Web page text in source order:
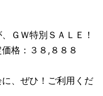
ＧＷ特別ＳＡＬＥ！
格：３８,８８８
、ぜひ！ご利用くだ